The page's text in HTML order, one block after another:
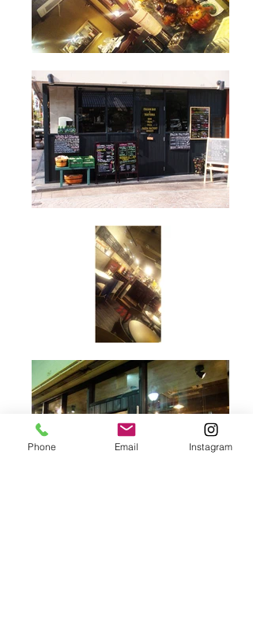
Phone Email Instagram